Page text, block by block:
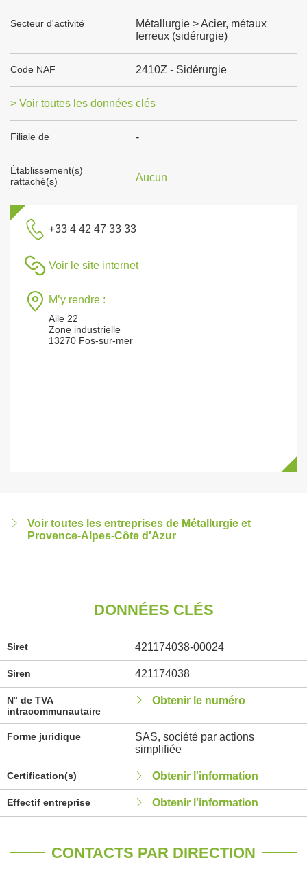
Secteur d'activité
Métallurgie > Acier, métaux
ferreux (sidérurgie)
Code NAF 2410Z - Sidérurgie
> Voir toutes les données clés
Filiale de -
Établissement(s)
rattaché(s)
Aucun
+33 4 42 47 33 33
Voir le site internet
M’y rendre :
Aile 22
Zone industrielle
13270 Fos-sur-mer
Voir toutes les entreprises de Métallurgie et
Provence-Alpes-Côte d'Azur
DONNÉES CLÉS
Siret 421174038-00024
Siren 421174038
N° de TVA
intracommunautaire
Obtenir le numéro
Forme juridique
SAS, société par actions
simplifiée
Certification(s) Obtenir l'information
Effectif entreprise Obtenir l'information
CONTACTS PAR DIRECTION